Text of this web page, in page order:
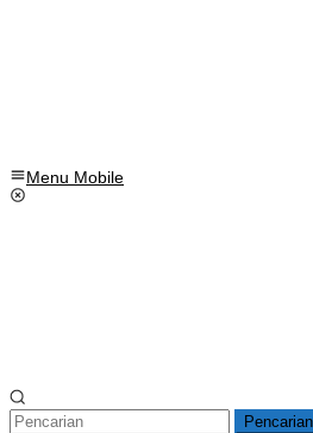
Menu Mobile
Pencarian